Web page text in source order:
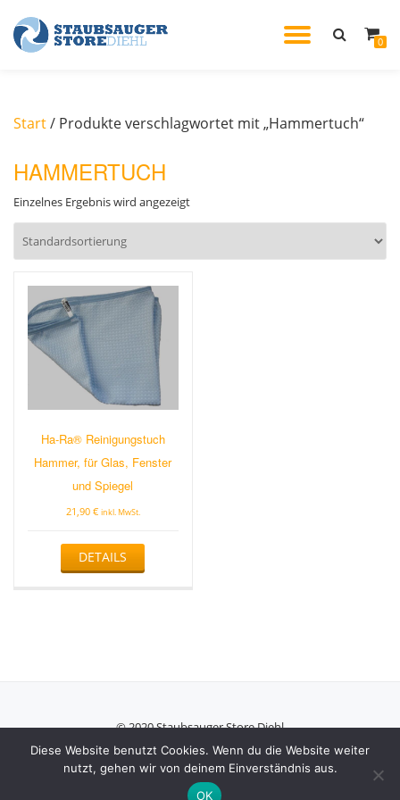
Skip
0
Start/ Produkte verschlagwortet mit „Hammertuch“
HAMMERTUCH
Einzelnes Ergebnis wird angezeigt
Ha-Ra® Reinigungstuch
Hammer, für Glas, Fenster
und Spiegel
21,90 € inkl. MwSt.
DETAILS
© 2020 Staubsauger Store Diehl
Secondary
Menu Azera Shoppowered byWordPress
Diese Website benutzt Cookies. Wenn du die Website weiter
nutzt, gehen wir von deinem Einverständnis aus.
OK